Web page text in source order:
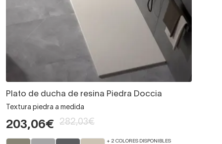
Plato de ducha de resina Piedra Doccia
Textura piedra a medida
203,06€ 282,03€
+ 2 COLORES DISPONIBLES